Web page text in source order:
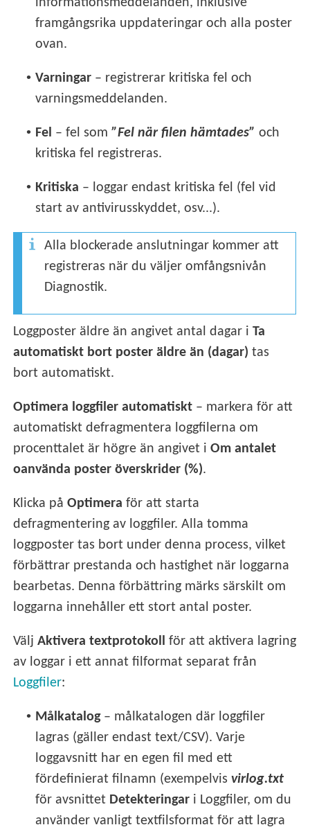
framgångsrika uppdateringar och alla poster
ovan.
• Varningar – registrerar kritiska fel och
varningsmeddelanden.
• Fel – fel som”Fel när filen hämtades” och
kritiska fel registreras.
• Kritiska – loggar endast kritiska fel (fel vid
start av antivirusskyddet, osv...).
Alla blockerade anslutningar kommer att
registreras när du väljer omfångsnivån
Diagnostik.
Loggposter äldre än angivet antal dagar iTa
automatiskt bort poster äldre än (dagar) tas
bort automatiskt.
Optimera loggfiler automatiskt – markera för att
automatiskt defragmentera loggfilerna om
procenttalet är högre än angivet iOm antalet
oanvända poster överskrider (%).
Klicka påOptimera för att starta
defragmentering av loggfiler. Alla tomma
loggposter tas bort under denna process, vilket
förbättrar prestanda och hastighet när loggarna
bearbetas. Denna förbättring märks särskilt om
loggarna innehåller ett stort antal poster.
VäljAktivera textprotokoll för att aktivera lagring
av loggar i ett annat filformat separat från
Loggfiler:
• Målkatalog– målkatalogen där loggfiler
lagras (gäller endast text/CSV). Varje
loggavsnitt har en egen fil med ett
fördefinierat filnamn (exempelvisvirlog.txt
för avsnittet Detekteringar i Loggfiler, om du
använder vanligt textfilsformat för att lagra